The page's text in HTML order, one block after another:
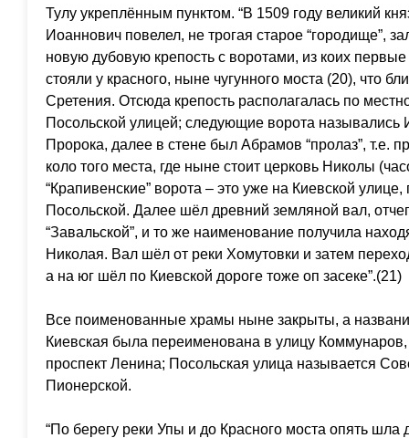
Тулу укреплённым пунктом. “В 1509 году великий
Иоаннович повелел, не трогая старое “городище”,
новую дубовую крепость с воротами, из коих
стояли у красного, ныне чугунного моста (20), что
Сретения. Отсюда крепость располагалась по
Посольской улицей; следующие ворота назывались
Пророка, далее в стене был Абрамов “пролаз”, т.е.
коло того места, где ныне стоит церковь Николы
“Крапивенские” ворота – это уже на Киевской улице,
Посольской. Далее шёл древний земляной вал,
“Завальской”, и то же наименование получила
Николая. Вал шёл от реки Хомутовки и затем
а на юг шёл по Киевской дороге тоже оп засеке”.(21)
Все поименованные храмы ныне закрыты, а
Киевская была переименована в улицу
проспект Ленина; Посольская улица называется
Пионерской.
“По берегу реки Упы и до Красного моста опять